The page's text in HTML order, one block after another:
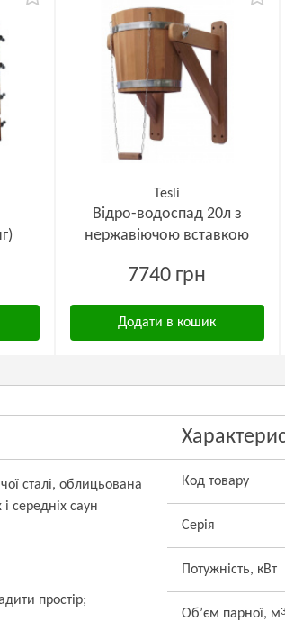
Tesli
Відро-водоспад 20л з
нержавіючою вставкою
7740 грн
Додати в кошик
сталі, облицьована
середніх саун
простір;
Код товару
Серія
Потужність, кВт
Об’єм парної, м3